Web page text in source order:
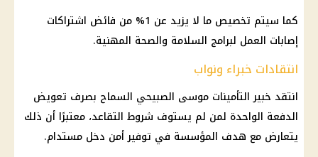
كما سيتم تخصيص ما لا يزيد عن 1% من فائض اشتراكات
إصابات العمل لبرامج السلامة والصحة المهنية.
انتقادات خبراء ونواب
انتقد خبير التأمينات موسى الصبيحي السماح بصرف تعويض
الدفعة الواحدة لمن لم يستوف شروط التقاعد، معتبرًا أن ذلك
يتعارض مع هدف المؤسسة في توفير أمن دخل مستدام.